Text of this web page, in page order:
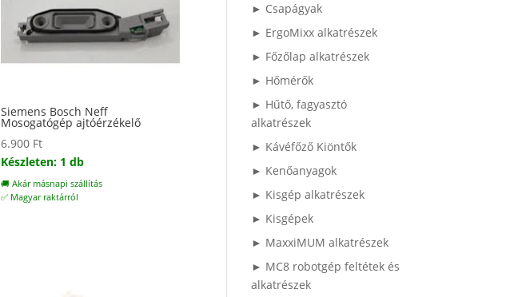
Siemens Bosch Neff
Mosogatógép ajtóérzékelő
6.900 Ft
Készleten: 1 db
🚚 Akár másnapi szállítás
✅ Magyar raktárról
► Csapágyak
► ErgoMixx alkatrészek
► Főzőlap alkatrészek
► Hőmérők
► Hűtő, fagyasztó
alkatrészek
► Kávéfőző Kiöntők
► Kenőanyagok
► Kisgép alkatrészek
► Kisgépek
► MaxxiMUM alkatrészek
► MC8 robotgép feltétek és
alkatrészek